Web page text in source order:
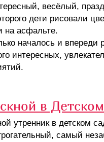
весёлый,
дети рисовали
на асфальте.
началось и впереди
интересных,
в
утренник в детском
самый